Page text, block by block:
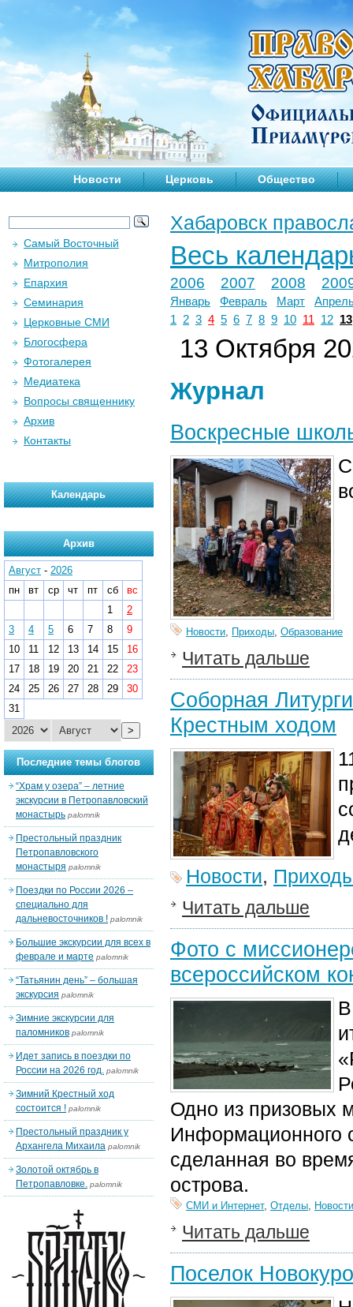
Новости Церковь Общество
Хабаровск
Весь
2006 2007 2008
Январь Февраль Март
1
2 3 4 5 6 7 8 9 10 11 12 13
13 Октября
Журнал
Воскресные
Новости, Приходы, Образование
Читать дальше
Соборная
Крестным ходом
Новости,
Читать дальше
Фото с
всероссийском
Одно из призовых
Информационного
сделанная во
острова.
СМИ и Интернет, Отделы, Новости
Читать дальше
Поселок
Самый Восточный
Митрополия
Епархия
Семинария
Церковные СМИ
Блогосфера
Фотогалерея
Медиатека
Вопросы священнику
Архив
Контакты
Календарь
Архив
Август - 2026
пн
вт ср чт пт сб
вс
1
2
3
4 5 6 7 8
9
10
11 12 13 14 15
16
17
18 19 20 21 22
23
24
25 26 27 28 29
30
31
>
Последние темы блогов
“Храм у озера” – летние
экскурсии в Петропавловский
монастырь palomnik
Престольный праздник
Петропавловского
монастыря palomnik
Поездки по России 2026 –
специально для
дальневосточников ! palomnik
Большие экскурсии для всех в
феврале и марте palomnik
“Татьянин день” – большая
экскурсия palomnik
Зимние экскурсии для
паломников palomnik
Идет запись в поездки по
России на 2026 год. palomnik
Зимний Крестный ход
состоится ! palomnik
Престольный праздник у
Архангела Михаила palomnik
Золотой октябрь в
Петропавловке. palomnik